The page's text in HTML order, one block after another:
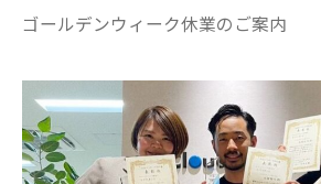
ゴールデンウィーク休業のご案内